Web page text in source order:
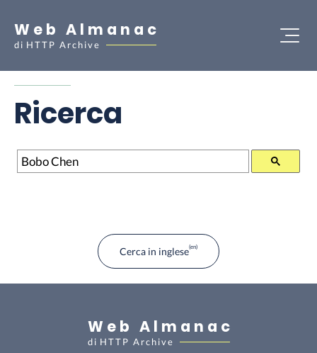
Web Almanac
di HTTP Archive
Ricerca
Ricerca
Cerca in inglese
Web Almanac
di HTTP Archive